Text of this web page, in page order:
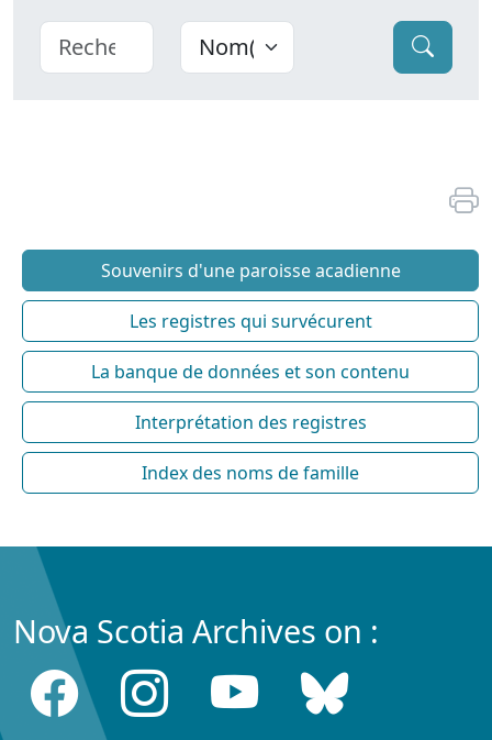
Souvenirs d'une paroisse acadienne
Les registres qui survécurent
La banque de données et son contenu
Interprétation des registres
Index des noms de famille
Nova Scotia Archives on :